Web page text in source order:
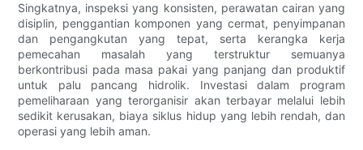
Singkatnya, inspeksi yang konsisten, perawatan cairan yang
disiplin, penggantian komponen yang cermat, penyimpanan
dan pengangkutan yang tepat, serta kerangka kerja
pemecahan masalah yang terstruktur semuanya
berkontribusi pada masa pakai yang panjang dan produktif
untuk palu pancang hidrolik. Investasi dalam program
pemeliharaan yang terorganisir akan terbayar melalui lebih
sedikit kerusakan, biaya siklus hidup yang lebih rendah, dan
operasi yang lebih aman.